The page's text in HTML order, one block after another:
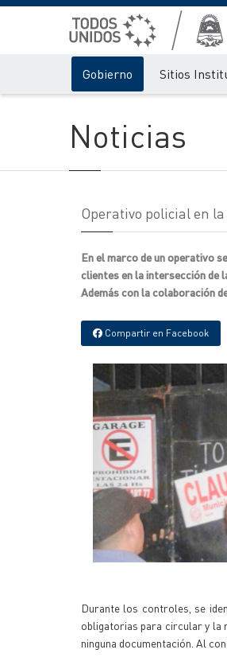
Gobierno Sitios
Noticias
Operativo policial en
En el marco de un operativo
clientes en la intersección de
Además con la colaboración
Compartir en Facebook
Durante los controles, se
obligatorias para circular y la
ninguna documentación. Al